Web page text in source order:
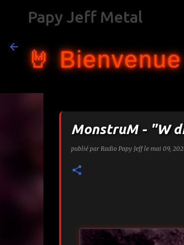
Papy Jeff Metal
🤘
MonstruM - "W
publié par Radio Papy Jeff le mai 09,